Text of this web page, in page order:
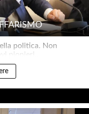
politica. Non
pionieri..